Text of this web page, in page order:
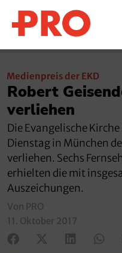
Medienpreis der EKD
Robert
verliehen
Die Evangelische
Dienstag in München
verliehen. Sechs
erhielten die mit
Auszeichungen.
Von PRO
11. Oktober 2017